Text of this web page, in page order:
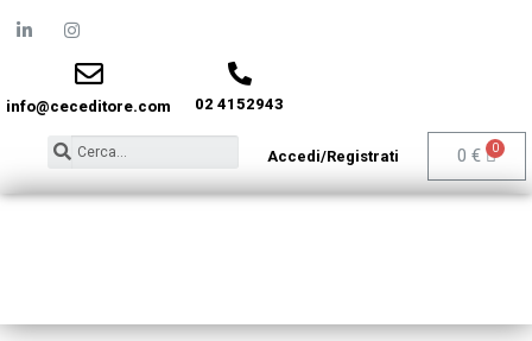
info@ceceditore.com 02 4152943
Accedi/Registrati 0 €